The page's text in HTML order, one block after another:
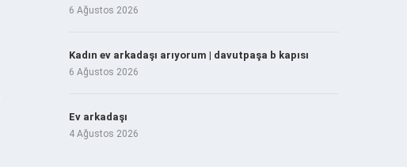
6 Ağustos 2026
Kadın ev arkadaşı arıyorum | davutpaşa b kapısı
6 Ağustos 2026
Ev arkadaşı
4 Ağustos 2026